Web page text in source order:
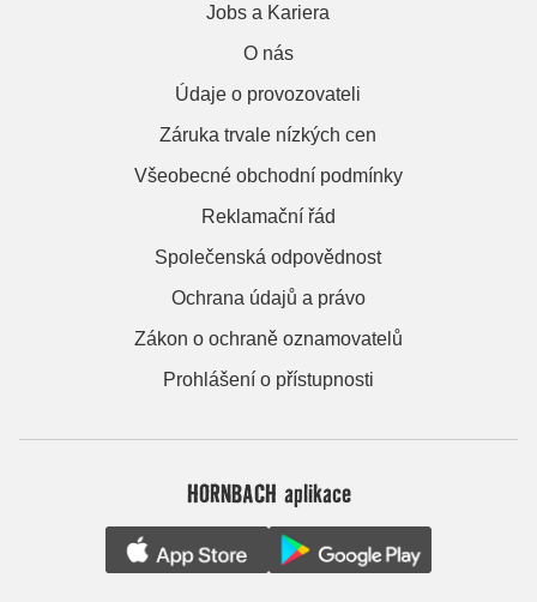
Jobs a Kariera
O nás
Údaje o provozovateli
Záruka trvale nízkých cen
Všeobecné obchodní podmínky
Reklamační řád
Společenská odpovědnost
Ochrana údajů a právo
Zákon o ochraně oznamovatelů
Prohlášení o přístupnosti
HORNBACH aplikace